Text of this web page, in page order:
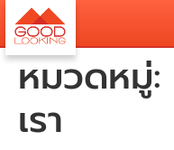
หมวดหมู่:
เรา